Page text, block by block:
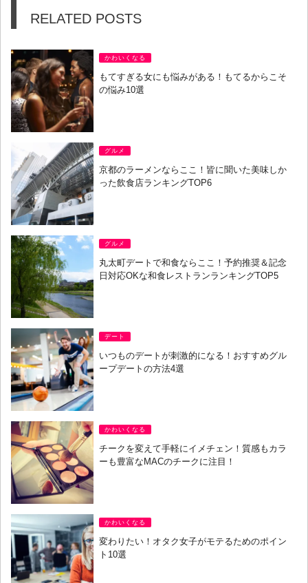
RELATED POSTS
かわいくなる
もてすぎる女にも悩みがある！もてるからこそ
の悩み10選
グルメ
京都のラーメンならここ！皆に聞いた美味しか
った飲食店ランキングTOP6
グルメ
丸太町デートで和食ならここ！予約推奨＆記念
日対応OKな和食レストランランキングTOP5
デート
いつものデートが刺激的になる！おすすめグル
ープデートの方法4選
かわいくなる
チークを変えて手軽にイメチェン！質感もカラ
ーも豊富なMACのチークに注目！
かわいくなる
変わりたい！オタク女子がモテるためのポイン
ト10選